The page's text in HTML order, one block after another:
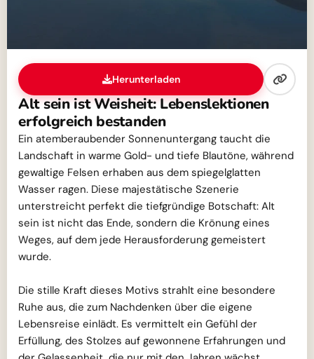
Herunterladen
Alt sein ist Weisheit: Lebenslektionen
erfolgreich bestanden
Ein atemberaubender Sonnenuntergang taucht die
Landschaft in warme Gold- und tiefe Blautöne, während
gewaltige Felsen erhaben aus dem spiegelglatten
Wasser ragen. Diese majestätische Szenerie
unterstreicht perfekt die tiefgründige Botschaft: Alt
sein ist nicht das Ende, sondern die Krönung eines
Weges, auf dem jede Herausforderung gemeistert
wurde.
Die stille Kraft dieses Motivs strahlt eine besondere
Ruhe aus, die zum Nachdenken über die eigene
Lebensreise einlädt. Es vermittelt ein Gefühl der
Erfüllung, des Stolzes auf gewonnene Erfahrungen und